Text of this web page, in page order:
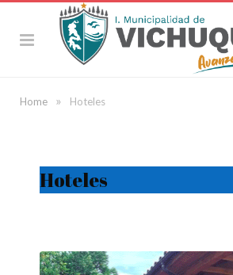
Home » Hoteles
Hoteles